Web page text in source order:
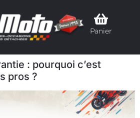
Panier
: pourquoi c’est
pros ?